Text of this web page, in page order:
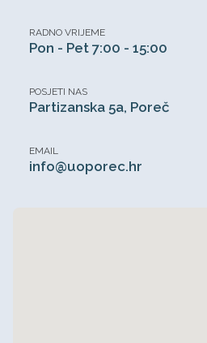
RADNO VRIJEME
Pon - Pet 7:00 - 15:00
POSJETI NAS
Partizanska 5a, Poreč
EMAIL
info@uoporec.hr